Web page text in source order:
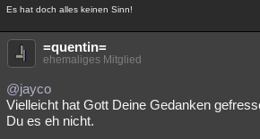
Es hat doch alles keinen Sinn!
=quentin=
ehemaliges Mitglied
@jayco
Vielleicht hat Gott Deine Gedanken
Du es eh nicht.